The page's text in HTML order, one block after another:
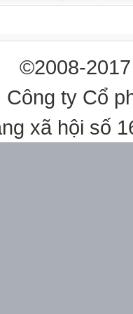
35.2
35.4
©2008-
ty Cổ
xã hội số